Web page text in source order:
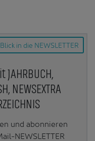
Blick in die NEWSLETTER
NEWSEXTRA
und abonnieren
NEWSLETTER